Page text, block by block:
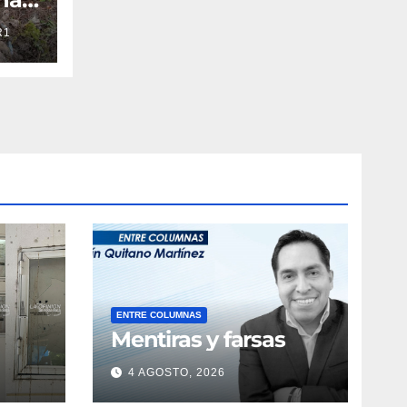
ENTRE COLUMNAS
Mentiras y farsas
4 AGOSTO, 2026